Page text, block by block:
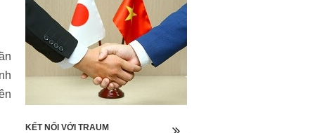
KẾT NỐI VỚI TRAUM